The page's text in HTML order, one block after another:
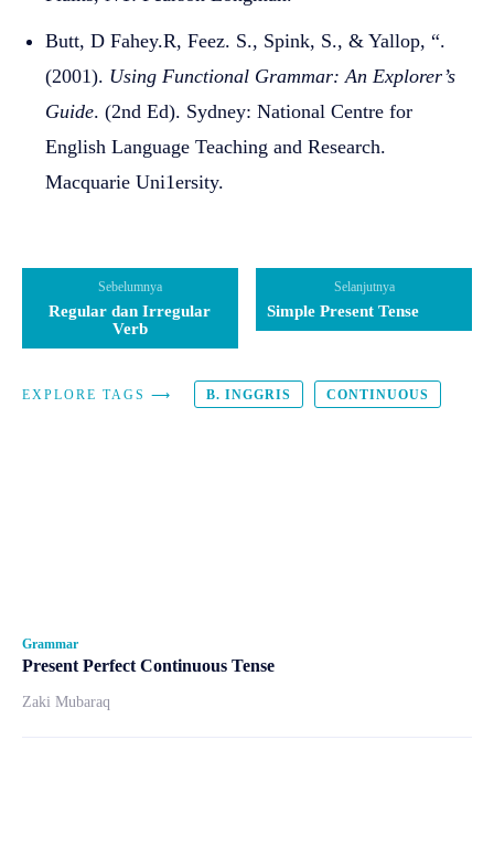
Butt, D Fahey.R, Feez. S., Spink, S., & Yallop, “.
(2001). Using Functional Grammar: An Explorer’s
Guide. (2nd Ed). Sydney: National Centre for
English Language Teaching and Research.
Macquarie Uni1ersity.
Sebelumnya
Regular dan Irregular
Verb
Selanjutnya
Simple Present Tense
EXPLORE TAGS ⟶ B. INGGRIS CONTINUOUS
Grammar
Present Perfect Continuous Tense
Zaki Mubaraq